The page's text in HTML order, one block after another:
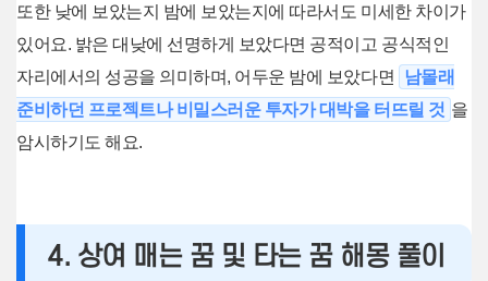
또한 낮에 보았는지 밤에 보았는지에 따라서도 미세한 차이가
있어요. 밝은 대낮에 선명하게 보았다면 공적이고 공식적인
자리에서의 성공을 의미하며, 어두운 밤에 보았다면
남몰래
준비하던 프로젝트나 비밀스러운 투자가 대박을 터뜨릴 것 을
암시하기도 해요.
4. 상여 매는 꿈 및 타는 꿈 해몽 풀이